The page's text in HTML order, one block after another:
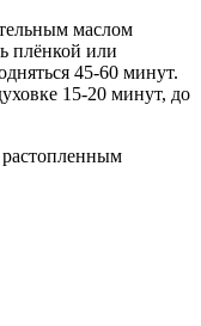
маслом
плёнкой или
45-60 минут.
15-20 минут, до